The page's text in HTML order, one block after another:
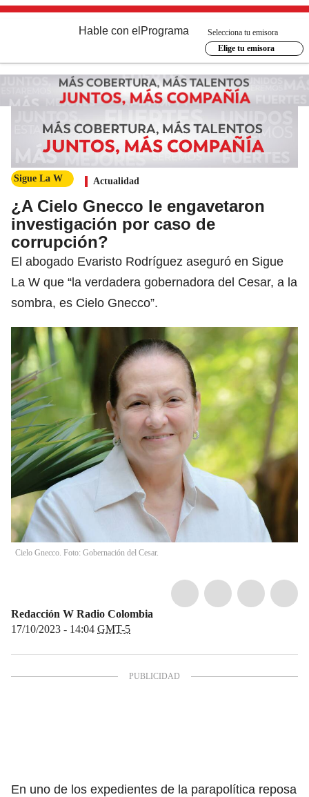
Hable con el Programa
Selecciona tu emisora
Elige tu emisora
Sigue La W Actualidad
¿A Cielo Gnecco le engavetaron
investigación por caso de
corrupción?
El abogado Evaristo Rodríguez aseguró en Sigue
La W que “la verdadera gobernadora del Cesar, a la
sombra, es Cielo Gnecco”.
Cielo Gnecco. Foto: Gobernación del Cesar.
Redacción W Radio Colombia
17/10/2023 - 14:04 GMT-5
En uno de los expedientes de la parapolítica reposa